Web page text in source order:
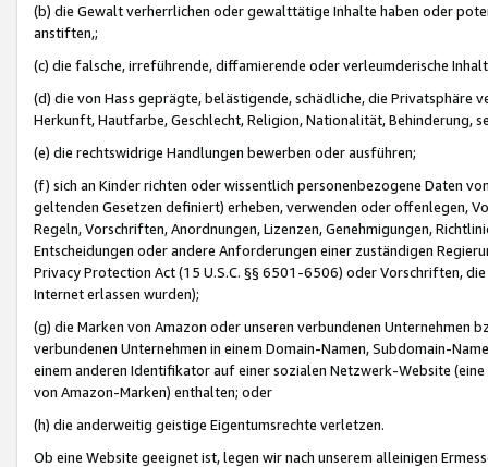
(b) die Gewalt verherrlichen oder gewalttätige Inhalte haben oder
anstiften,;
(c) die falsche, irreführende, diffamierende oder verleumderische
(d) die von Hass geprägte, belästigende, schädliche, die Privatsphäre
Herkunft, Hautfarbe, Geschlecht, Religion, Nationalität, Behinderung,
(e) die rechtswidrige Handlungen bewerben oder ausführen;
(f) sich an Kinder richten oder wissentlich personenbezogene Daten
geltenden Gesetzen definiert) erheben, verwenden oder offenlegen,
Regeln, Vorschriften, Anordnungen, Lizenzen, Genehmigungen,
Entscheidungen oder andere Anforderungen einer zuständigen
Privacy Protection Act (15 U.S.C. §§ 6501-6506) oder Vorschriften,
Internet erlassen wurden);
(g) die Marken von Amazon oder unseren verbundenen Unternehmen
verbundenen Unternehmen in einem Domain-Namen, Subdomain-
einem anderen Identifikator auf einer sozialen Netzwerk-Website
von Amazon-Marken) enthalten; oder
(h) die anderweitig geistige Eigentumsrechte verletzen.
Ob eine Website geeignet ist, legen wir nach unserem alleinigen